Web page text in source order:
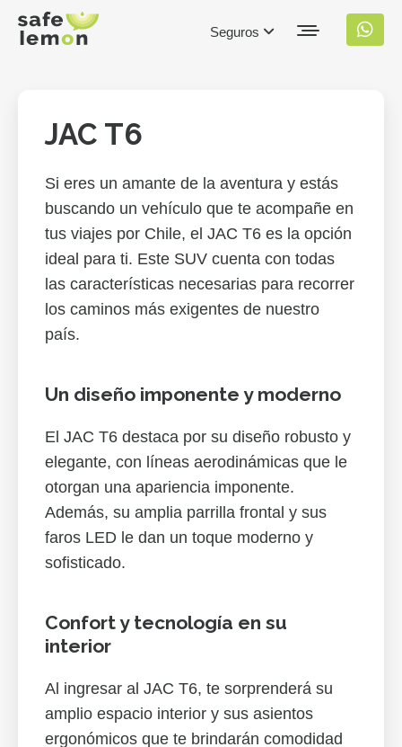
Seguros
JAC T6
Si eres un amante de la aventura y estás
buscando un vehículo que te acompañe en
tus viajes por Chile, el JAC T6 es la opción
ideal para ti. Este SUV cuenta con todas
las características necesarias para recorrer
los caminos más exigentes de nuestro
país.
Un diseño imponente y moderno
El JAC T6 destaca por su diseño robusto y
elegante, con líneas aerodinámicas que le
otorgan una apariencia imponente.
Además, su amplia parrilla frontal y sus
faros LED le dan un toque moderno y
sofisticado.
Confort y tecnología en su
interior
Al ingresar al JAC T6, te sorprenderá su
amplio espacio interior y sus asientos
ergonómicos que te brindarán comodidad